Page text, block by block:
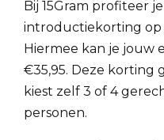
Bij 15Gram profiteer
introductiekorting op
Hiermee kan je jouw
€35,95. Deze korting
kiest zelf 3 of 4
personen.